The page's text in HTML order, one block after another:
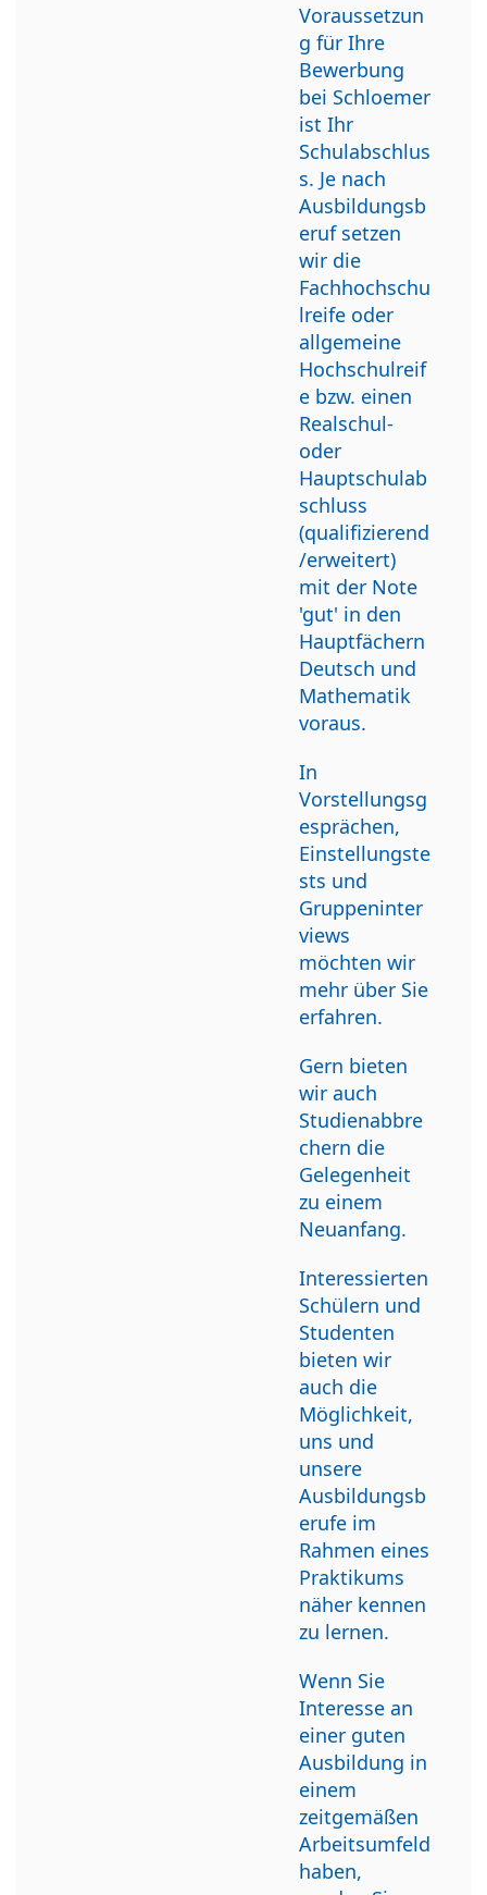
Voraussetzun
g für Ihre
Bewerbung
bei Schloemer
ist Ihr
Schulabschlus
s. Je nach
Ausbildungsb
eruf setzen
wir die
Fachhochschu
lreife oder
allgemeine
Hochschulreif
e bzw. einen
Realschul-
oder
Hauptschulab
schluss
(qualifizierend
/erweitert)
mit der Note
'gut' in den
Hauptfächern
Deutsch und
Mathematik
voraus.
In
Vorstellungsg
esprächen,
Einstellungste
sts und
Gruppeninter
views
möchten wir
mehr über Sie
erfahren.
Gern bieten
wir auch
Studienabbre
chern die
Gelegenheit
zu einem
Neuanfang.
Interessierten
Schülern und
Studenten
bieten wir
auch die
Möglichkeit,
uns und
unsere
Ausbildungsb
erufe im
Rahmen eines
Praktikums
näher kennen
zu lernen.
Wenn Sie
Interesse an
einer guten
Ausbildung in
einem
zeitgemäßen
Arbeitsumfeld
haben,